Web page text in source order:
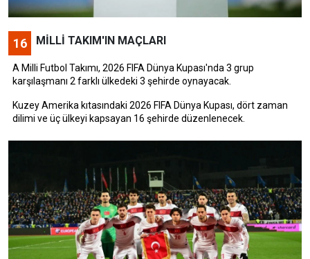
16 MİLLİ TAKIM'IN MAÇLARI
A Milli Futbol Takımı, 2026 FIFA Dünya Kupası'nda 3 grup
karşılaşmanı 2 farklı ülkedeki 3 şehirde oynayacak.
Kuzey Amerika kıtasındaki 2026 FIFA Dünya Kupası, dört zaman
dilimi ve üç ülkeyi kapsayan 16 şehirde düzenlenecek.